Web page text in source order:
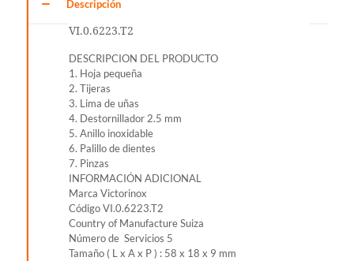
cantidad
Descripción
VI.0.6223.T2
DESCRIPCION DEL PRODUCTO
1. Hoja pequeña
2. Tijeras
3. Lima de uñas
4. Destornillador 2.5 mm
5. Anillo inoxidable
6. Palillo de dientes
7. Pinzas
INFORMACIÓN ADICIONAL
Marca Victorinox
Código VI.0.6223.T2
Country of Manufacture Suiza
Número de Servicios 5
Tamaño ( L x A x P ) : 58 x 18 x 9 mm